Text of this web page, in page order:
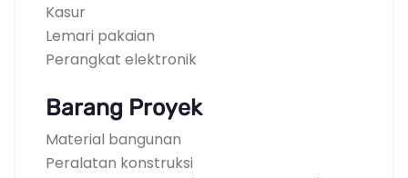
Kasur
Lemari pakaian
Perangkat elektronik
Barang Proyek
Material bangunan
Peralatan konstruksi